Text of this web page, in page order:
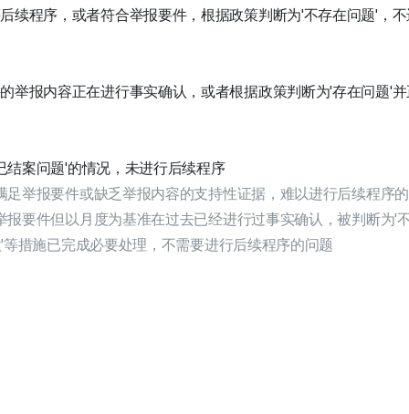
续程序，或者符合举报要件，根据政策判断为'不存在问题'，
举报内容正在进行事实确认，或者根据政策判断为'存在问题'
结案问题'的情况，未进行后续程序
足举报要件或缺乏举报内容的支持性证据，难以进行后续程序
报要件但以月度为基准在过去已经进行过事实确认，被判断为'
措施已完成必要处理，不需要进行后续程序的问题